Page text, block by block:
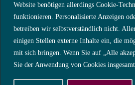
Website benötigen allerdings Cookie-
funktionieren. Personalisierte Anzeigen
betreiben wir selbstverständlich nicht.
einigen Stellen externe Inhalte ein, die
mit sich bringen. Wenn Sie auf „Alle
Sie der Anwendung von Cookies